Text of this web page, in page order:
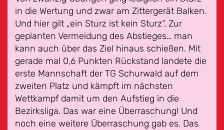
in die Wertung und zwar am Zittergerät Balken.
Und hier gilt „ein Sturz ist kein Sturz“. Zur
geplanten Vermeidung des Abstieges… man
kann auch über das Ziel hinaus schießen. Mit
gerade mal 0,6 Punkten Rückstand landete die
erste Mannschaft der TG Schurwald auf dem
zweiten Platz und kämpft im nächsten
Wettkampf damit um den Aufstieg in die
Bezirksliga. Das war eine Überraschung! Und
noch eine weitere Überraschung gab es. Das